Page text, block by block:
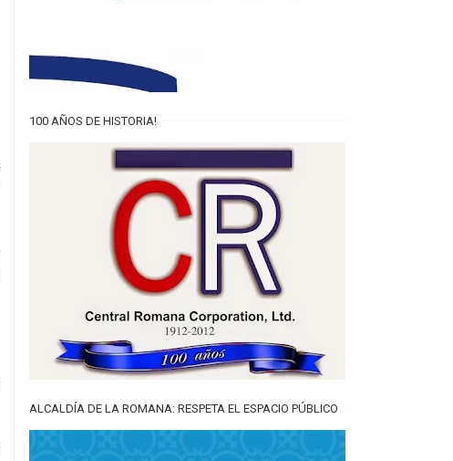
100 AÑOS DE HISTORIA!
ALCALDÍA DE LA ROMANA: RESPETA EL ESPACIO PÚBLICO